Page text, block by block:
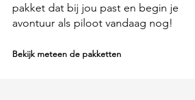
pakket dat bij jou past en begin je
avontuur als piloot vandaag nog!
Bekijk meteen de pakketten